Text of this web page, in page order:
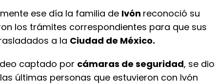
ese día la familia de Ivón reconoció su
los trámites correspondientes para que sus
a la Ciudad de México.
captado por cámaras de seguridad, se dio
últimas personas que estuvieron con Ivón